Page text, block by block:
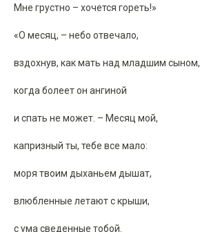
Мне грустно – хочется гореть!»
«О месяц, – небо отвечало,
вздохнув, как мать над младшим сыном,
когда болеет он ангиной
и спать не может. – Месяц мой,
капризный ты, тебе все мало:
моря твоим дыханьем дышат,
влюбленные летают с крыши,
с ума сведенные тобой.